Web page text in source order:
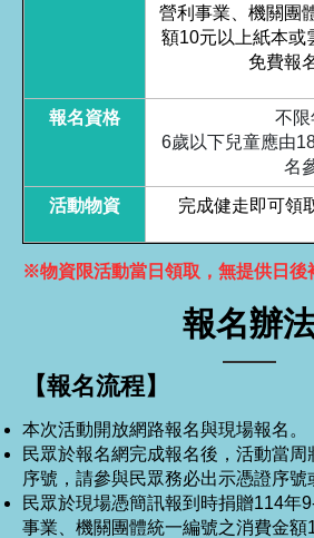
營利事業、機關團
額10元以上紙本或
免費報
報名資格
不限
6歲以下兒童應由
名
活動物資 完成健走即可領
※物資限活動當日領取，無提供日後
報名辦
【報名流程】
本次活動開放網路報名與現場報名。
民眾於報名網完成報名後，活動當
序號，請參與民眾務必出示憑證序號
民眾於現場憑簡訊報到時捐贈114年
事業、機關團體統一編號之消費金